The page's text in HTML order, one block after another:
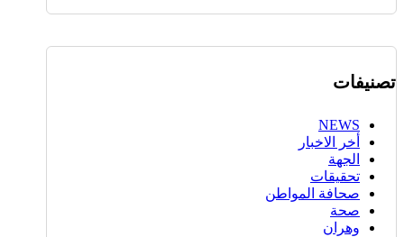
تصنيفات
NEWS
أخر الاخبار
الجهة
تحقيقات
صحافة المواطن
صحة
وهران